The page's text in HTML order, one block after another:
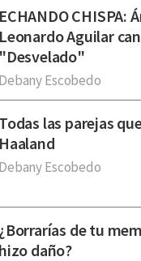
ECHANDO CHISPA:
Leonardo Aguilar
"Desvelado"
Debany Escobedo
Todas las parejas
Haaland
Debany Escobedo
¿Borrarías de tu
hizo daño?